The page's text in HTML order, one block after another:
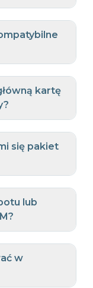
kartę
się pakiet
lub
w